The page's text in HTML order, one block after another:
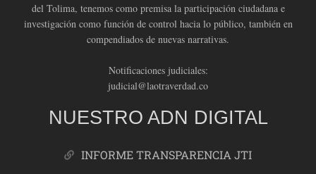
del Tolima, tenemos como premisa la participación ciudadana e
investigación como función de control hacia lo público, también en
compendiados de nuevas narrativas.
Notificaciones judiciales:
judicial@laotraverdad.co
NUESTRO ADN DIGITAL
INFORME TRANSPARENCIA JTI